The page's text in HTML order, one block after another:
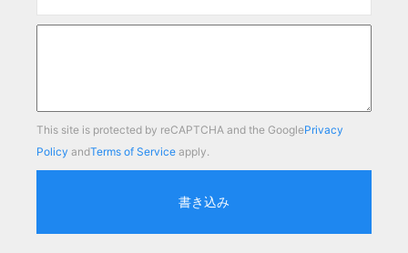
This site is protected by reCAPTCHA and the GooglePrivacy
Policy andTerms of Service apply.
書き込み